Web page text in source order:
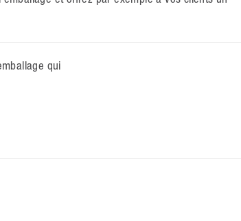
qui